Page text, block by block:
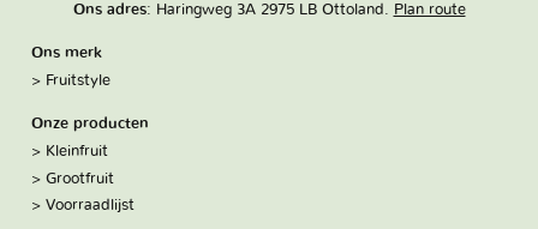
Ons adres: Haringweg 3A 2975 LB Ottoland. Plan route
Ons merk
Fruitstyle
Onze producten
Kleinfruit
Grootfruit
Voorraadlijst